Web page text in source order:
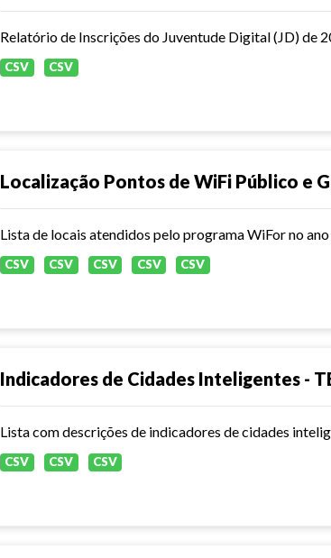
Relatório de Inscrições do Juventude Digital (JD) de
CSV CSV
Localização Pontos de WiFi Público e
Lista de locais atendidos pelo programa WiFor no
CSV CSV CSV CSV CSV
Indicadores de Cidades Inteligentes -
Lista com descrições de indicadores de cidades
CSV CSV CSV